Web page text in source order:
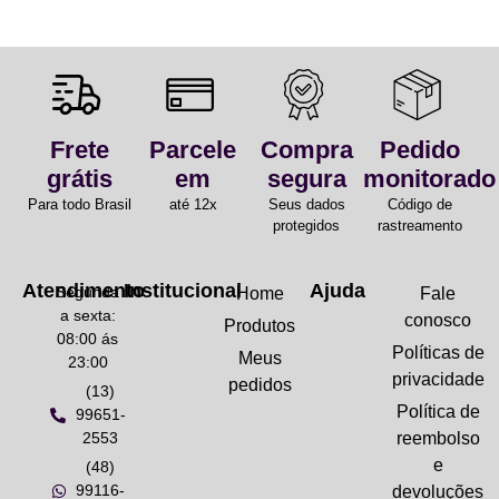
Frete
grátis
Para todo Brasil
Parcele
em
até 12x
Compra
segura
Seus dados
protegidos
Pedido
monitorado
Código de
rastreamento
Atendimento
Segunda
a sexta:
08:00 ás
23:00
(13)
99651-
2553
(48)
99116-
InstitucionalHome
Produtos
Meus
pedidos
Ajuda
Fale
conosco
Políticas de
privacidade
Política de
reembolso
e
devoluções